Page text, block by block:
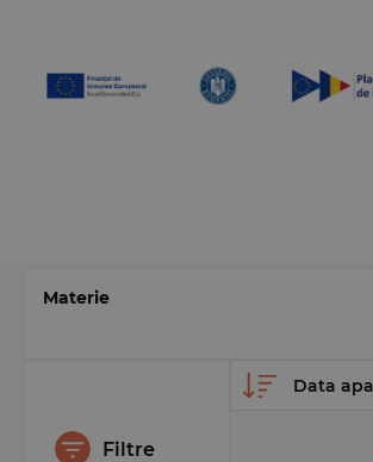
Materie
Filtre